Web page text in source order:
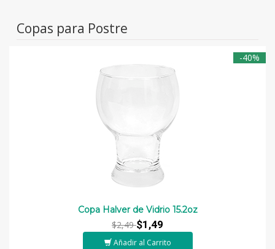
Copas para Postre
-40%
Copa Halver de Vidrio 15.2oz
$2,49$1,49
Añadir al Carrito